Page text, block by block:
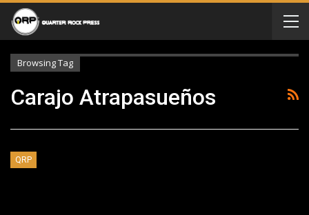
Browsing Tag
Carajo Atrapasueños
QRP